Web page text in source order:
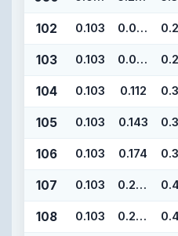
102 0.103 0.049
103 0.103 0.081
104 0.103 0.112
105 0.103 0.143
106 0.103 0.174
107 0.103 0.206
108 0.103 0.237